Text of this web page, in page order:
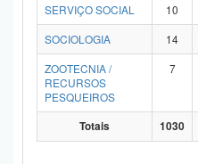
SERVIÇO SOCIAL
10
SOCIOLOGIA
14
ZOOTECNIA /
RECURSOS
PESQUEIROS
7
Totais 1030